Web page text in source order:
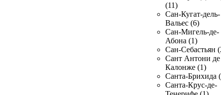
(11)
Сан-Кугат-дель-
Вальес (6)
Сан-Мигель-де-
Абона (1)
Сан-Себастьян
Сант Антони де
Калонже (1)
Санта-Брихида
Санта-Крус-де-